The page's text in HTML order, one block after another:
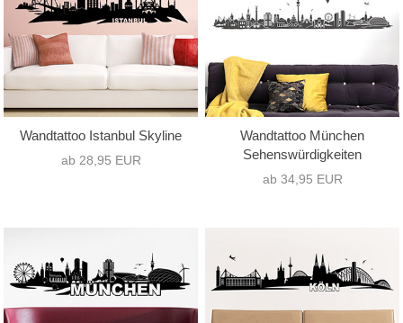
Wandtattoo Istanbul Skyline
ab 28,95 EUR
Wandtattoo München
Sehenswürdigkeiten
ab 34,95 EUR